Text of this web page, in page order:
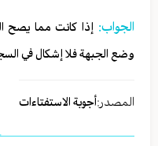
الجواب: إذا كانت مما يصح
وضع الجبهة فلا إشكال في
المصدر:أجوبة الاستفتاءات